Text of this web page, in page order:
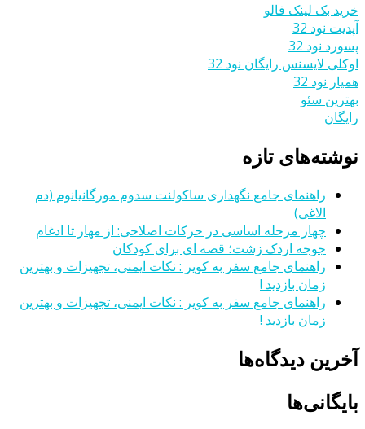
خرید بک لینک فالو
آپدیت نود 32
پسورد نود 32
اوکلی لایسنس رایگان نود 32
همیار نود 32
بهترین سئو
رایگان
نوشته‌های تازه
راهنمای جامع نگهداری ساکولنت سدوم مورگانیانوم (دم
الاغی)
چهار مرحله اساسی در حرکات اصلاحی: از مهار تا ادغام
جوجه اردک زشت؛ قصه ای برای کودکان
راهنمای جامع سفر به کویر : نکات ایمنی، تجهیزات و بهترین
زمان بازدید !
راهنمای جامع سفر به کویر : نکات ایمنی، تجهیزات و بهترین
زمان بازدید !
آخرین دیدگاه‌ها
بایگانی‌ها